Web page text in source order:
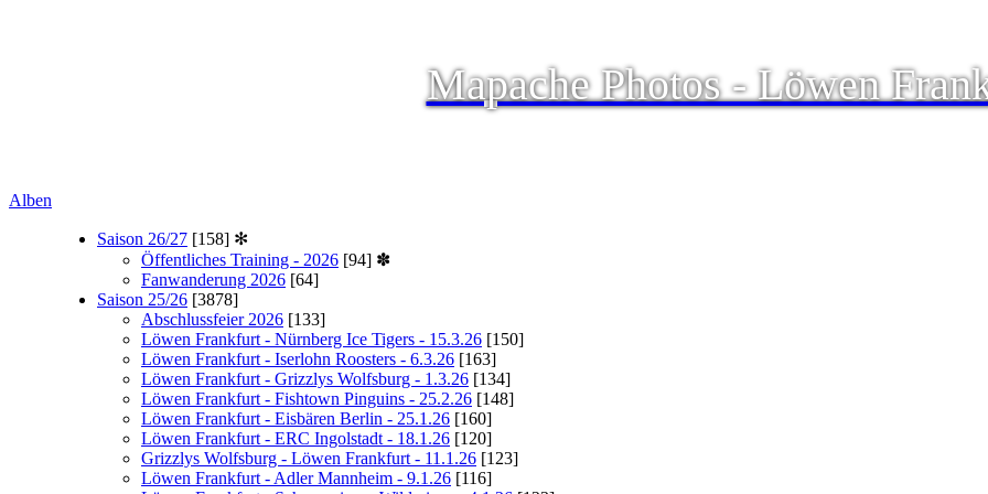
Mapache Photos - Löwen
Alben
Saison 26/27 [158] ✻
Öffentliches Training - 2026 [94] ✽
Fanwanderung 2026 [64]
Saison 25/26 [3878]
Abschlussfeier 2026 [133]
Löwen Frankfurt - Nürnberg Ice Tigers - 15.3.26 [150]
Löwen Frankfurt - Iserlohn Roosters - 6.3.26 [163]
Löwen Frankfurt - Grizzlys Wolfsburg - 1.3.26 [134]
Löwen Frankfurt - Fishtown Pinguins - 25.2.26 [148]
Löwen Frankfurt - Eisbären Berlin - 25.1.26 [160]
Löwen Frankfurt - ERC Ingolstadt - 18.1.26 [120]
Grizzlys Wolfsburg - Löwen Frankfurt - 11.1.26 [123]
Löwen Frankfurt - Adler Mannheim - 9.1.26 [116]